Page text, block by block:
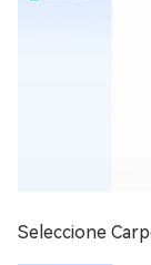
Seleccione